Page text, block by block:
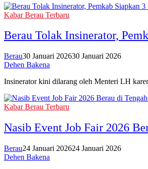
Kabar Berau Terbaru
Berau Tolak Insinerator,
Berau30 Januari 202630 Januari 2026
Dehen Bakena
Insinerator kini dilarang oleh Menteri LH
Kabar Berau Terbaru
Nasib Event Job Fair 2026
Berau24 Januari 202624 Januari 2026
Dehen Bakena